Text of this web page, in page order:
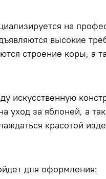
на
высокие
строение коры, а
искусственную
уход за яблоней, а
красотой
для оформления: